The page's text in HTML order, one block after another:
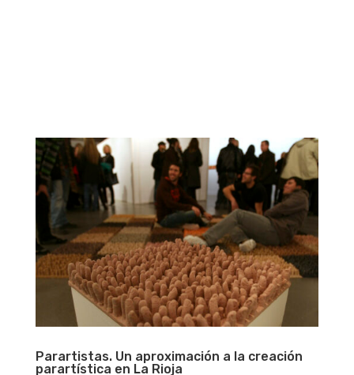
Parartistas. Un aproximación a la creación
parartística en La Rioja